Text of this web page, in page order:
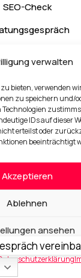
verwalten
bieten, verwenden
zu speichern und/
IDs auf dieser
erteilst oder
beeinträchtigt
Akzeptieren
Ablehnen
ansehen
SEO-Check
Impressum
Richtlinien (EU)
AGB